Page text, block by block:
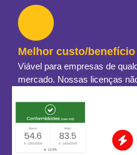
Melhor custo/
Viável para empresas de
mercado. Nossas licenças